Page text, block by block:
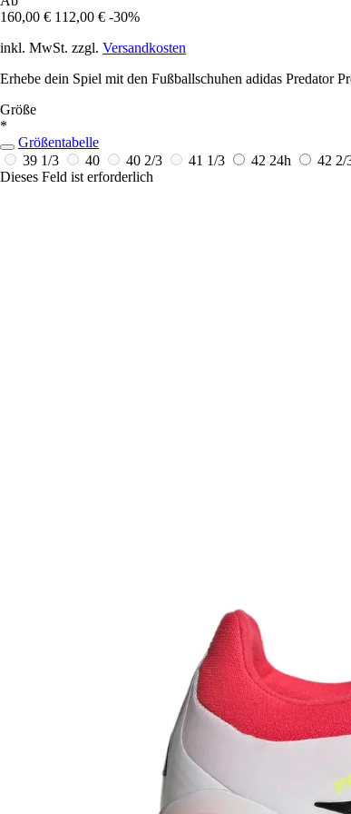
160,00 € 112,00 € -30%
inkl. MwSt. zzgl. Versandkosten
Erhebe dein Spiel mit den Fußballschuhen adidas Predator
Größe
*
Größentabelle
39 1/3
40 40 2/3 41 1/3 42 24h 42 2/
Dieses Feld ist erforderlich